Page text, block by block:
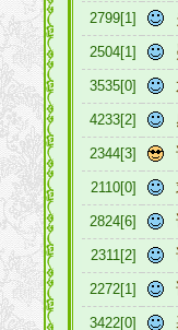
2799[1]
2504[1]
3535[0]
4233[2]
2344[3]
2110[0]
2824[6]
2311[2]
2272[1]
3422[0]